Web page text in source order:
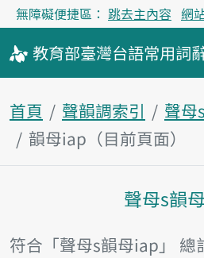
無障礙便捷區： 跳去主內容 網
教育部臺灣台語常用詞
首頁 聲韻調索引
聲母s
韻母iap（目前頁面）
主
聲母s韻
符合「聲母s韻母iap」 總